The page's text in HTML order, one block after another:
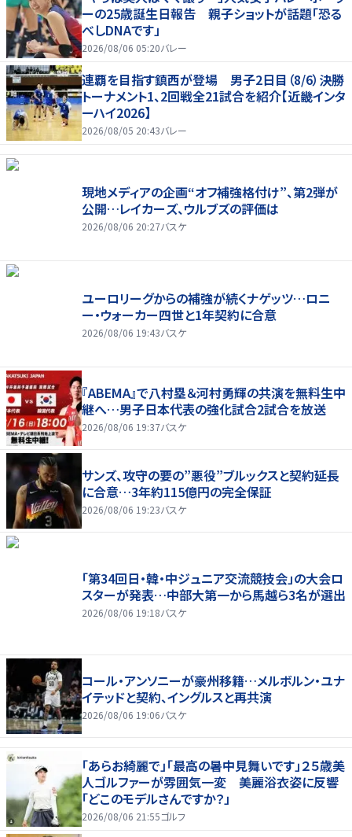
ーの25歳誕生日報告 親子ショットが話題「恐る
べしDNAです」
2026/08/06 05:20バレー
連覇を目指す鎮西が登場 男子2日目（8/6）決勝
トーナメント1、2回戦全21試合を紹介【近畿インタ
ーハイ2026】
2026/08/05 20:43バレー
現地メディアの企画“オフ補強格付け”、第2弾が
公開…レイカーズ、ウルブズの評価は
2026/08/06 20:27バスケ
ユーロリーグからの補強が続くナゲッツ…ロニ
ー・ウォーカー四世と1年契約に合意
2026/08/06 19:43バスケ
『ABEMA』で八村塁＆河村勇輝の共演を無料生中
継へ…男子日本代表の強化試合2試合を放送
2026/08/06 19:37バスケ
サンズ、攻守の要の”悪役”ブルックスと契約延長
に合意…3年約115億円の完全保証
2026/08/06 19:23バスケ
「第34回日・韓・中ジュニア交流競技会」の大会ロ
スターが発表…中部大第一から馬越ら3名が選出
2026/08/06 19:18バスケ
コール・アンソニーが豪州移籍…メルボルン・ユナ
イテッドと契約、イングルスと再共演
2026/08/06 19:06バスケ
「あらお綺麗で」「最高の暑中見舞いです」２５歳美
人ゴルファーが雰囲気一変 美麗浴衣姿に反響
「どこのモデルさんですか？」
2026/08/06 21:55ゴルフ